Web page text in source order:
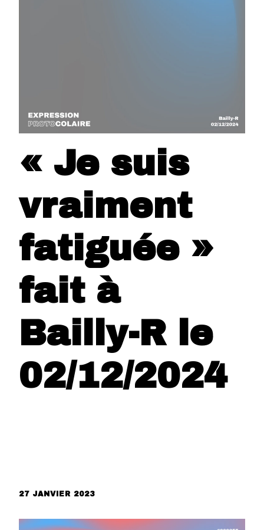
« Je suis
vraiment
fatiguée »
fait à
Bailly-R le
02/12/2024
27 JANVIER 2023